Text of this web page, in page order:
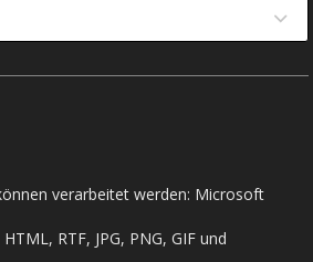
verarbeitet werden: Microsoft
RTF, JPG, PNG, GIF und